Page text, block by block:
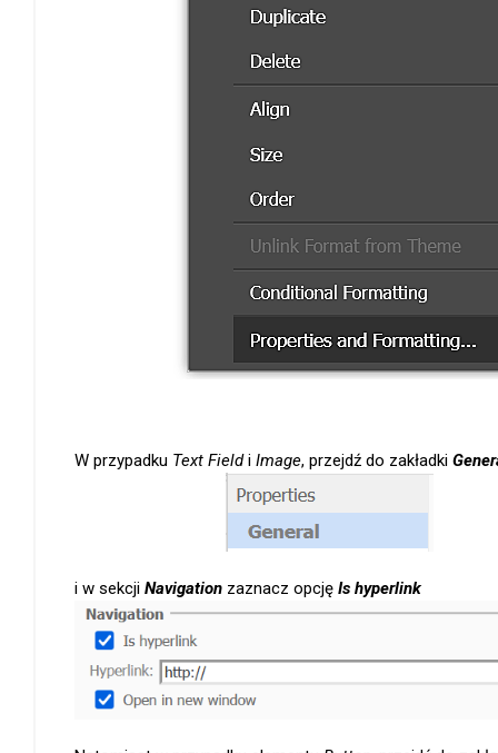
W przypadku Text Fieldi Image, przejdź do zakładki
i w sekcji Navigation zaznacz opcję Is hyperlink